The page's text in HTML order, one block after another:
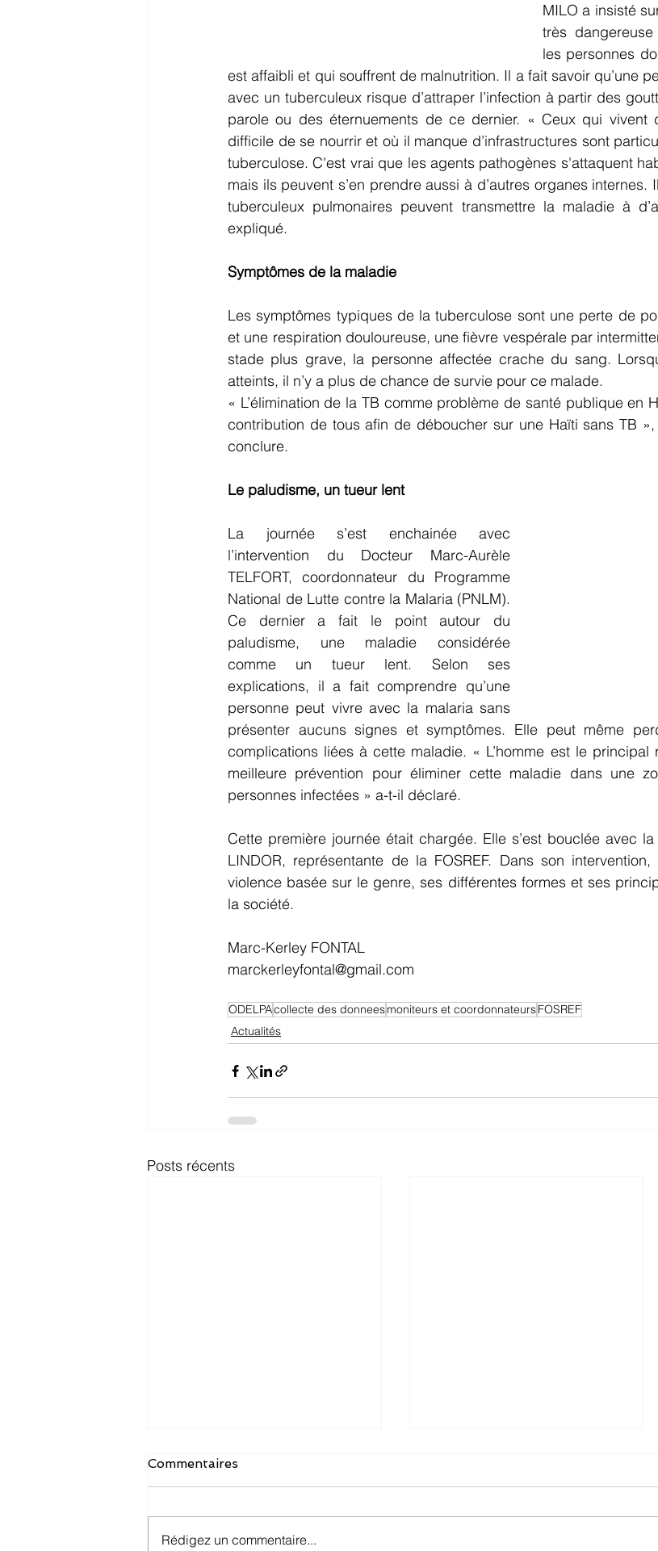
MILO a insisté
très
les personnes
est affaibli et qui souffrent de malnutrition. Il a fait savoir qu’une
avec un tuberculeux risque d’attraper l’infection à partir des
parole ou des éternuements de ce dernier. « Ceux qui
difficile de se nourrir et où il manque d’infrastructures sont
tuberculose. C'est vrai que les agents pathogènes s'attaquent
mais ils peuvent s’en prendre aussi à d’autres organes
tuberculeux pulmonaires peuvent transmettre la maladie à
expliqué.
Symptômes de la maladie
Les symptômes typiques de la tuberculose sont une perte de
et une respiration douloureuse, une fièvre vespérale par
stade plus grave, la personne affectée crache du sang.
atteints, il n’y a plus de chance de survie pour ce malade.
« L’élimination de la TB comme problème de santé publique en
contribution de tous afin de déboucher sur une Haïti sans TB
conclure.
Le paludisme, un tueur lent
La journée s’est enchainée avec
l’intervention du Docteur Marc-Aurèle
TELFORT, coordonnateur du Programme
National de Lutte contre la Malaria (PNLM).
Ce dernier a fait le point autour du
paludisme, une maladie considérée
comme un tueur lent. Selon ses
explications, il a fait comprendre qu’une
personne peut vivre avec la malaria sans
présenter aucuns signes et symptômes. Elle peut même
complications liées à cette maladie. « L’homme est le
meilleure prévention pour éliminer cette maladie dans une
personnes infectées » a-t-il déclaré.
Cette première journée était chargée. Elle s’est bouclée avec
LINDOR, représentante de la FOSREF. Dans son
violence basée sur le genre, ses différentes formes et ses
la société.
Marc-Kerley FONTAL
marckerleyfontal@gmail.com
ODELPAcollecte des donneesmoniteurs et coordonnateursFOSREF
Actualités
Posts récents
Commentaires
Rédigez un commentaire...